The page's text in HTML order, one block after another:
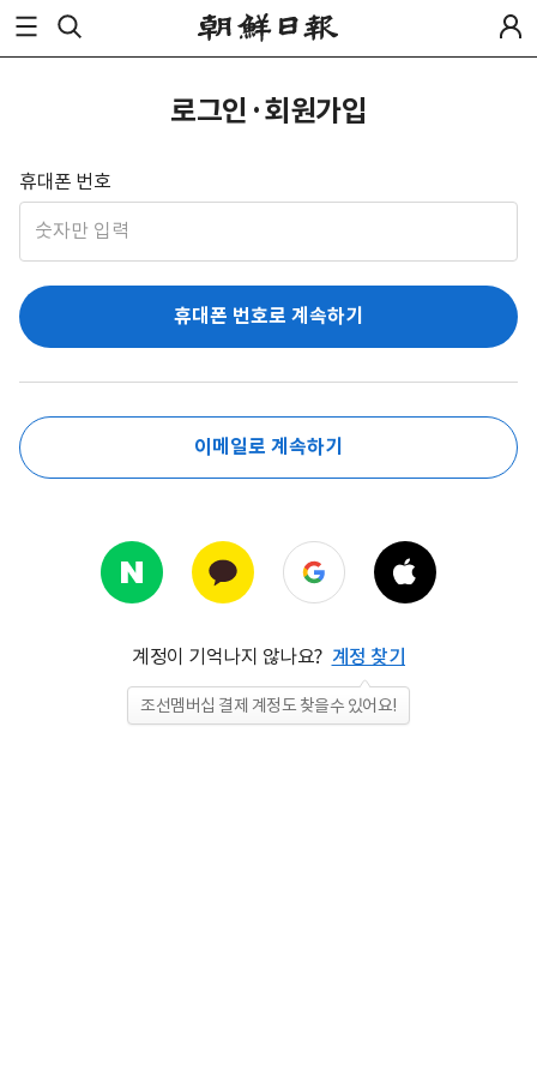
로그인·회원가입
휴대폰 번호
휴대폰 번호로 계속하기
이메일로 계속하기
계정이 기억나지 않나요? 계정 찾기
조선멤버십 결제 계정도 찾을수 있어요!